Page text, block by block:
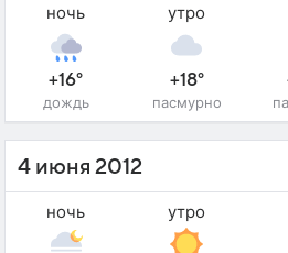
ночь
+16°
дождь
утро
+18°
пасмурно
4 июня 2012
ночь утро